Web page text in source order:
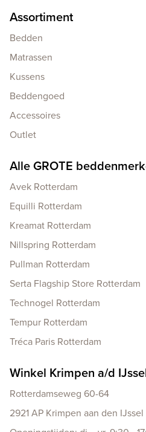
Assortiment
Bedden
Matrassen
Kussens
Beddengoed
Accessoires
Outlet
Alle GROTE
Avek Rotterdam
Equilli Rotterdam
Kreamat Rotterdam
Nillspring Rotterdam
Pullman Rotterdam
Serta Flagship Store Rotterdam
Technogel Rotterdam
Tempur Rotterdam
Tréca Paris Rotterdam
Winkel Krimpen a/d
Rotterdamseweg 60-64
2921 AP Krimpen aan den IJssel